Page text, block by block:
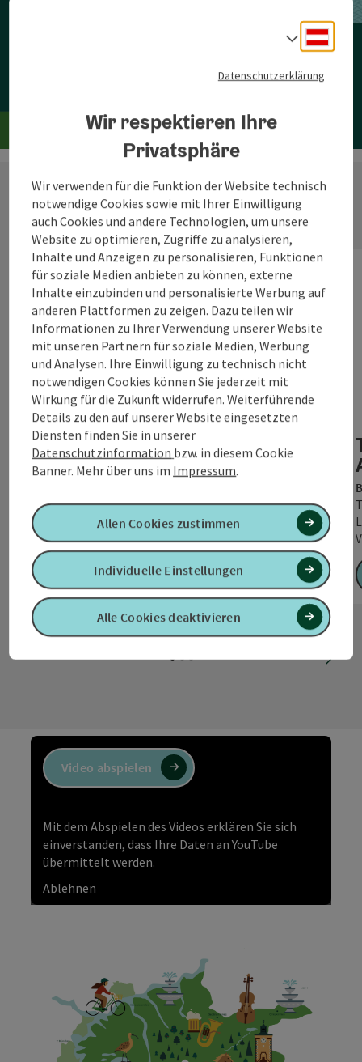
Jetzt deinen Urlaub planen!
King of the Lake - Neukirchen
an der Vöckla
Neukirchen an der Vöckla
3 Nächte im Hotel - Gasthof beim Böckhiasl in
King of the Lake …
Zeitraum:24.09.2026 - 26.09.2026
ab € 596,00
Video abspielen
Mit dem Abspielen des Videos erklären Sie sich
einverstanden, dass Ihre Daten an YouTube
übermittelt werden.
Ablehnen
Datenschutzerklärung
Wir respektieren Ihre
Privatsphäre
Wir verwenden für die Funktion der Website technisch
notwendige Cookies sowie mit Ihrer Einwilligung
auch Cookies und andere Technologien, um unsere
Website zu optimieren, Zugriffe zu analysieren,
Inhalte und Anzeigen zu personalisieren, Funktionen
für soziale Medien anbieten zu können, externe
Inhalte einzubinden und personalisierte Werbung auf
anderen Plattformen zu zeigen. Dazu teilen wir
Informationen zu Ihrer Verwendung unserer Website
mit unseren Partnern für soziale Medien, Werbung
und Analysen. Ihre Einwilligung zu technisch nicht
notwendigen Cookies können Sie jederzeit mit
Wirkung für die Zukunft widerrufen. Weiterführende
Details zu den auf unserer Website eingesetzten
Diensten finden Sie in unserer
Datenschutzinformation bzw. in diesem Cookie
Banner. Mehr über uns im Impressum.
Alle Cookies deaktivieren
Individuelle Einstellungen
Allen Cookies zustimmen